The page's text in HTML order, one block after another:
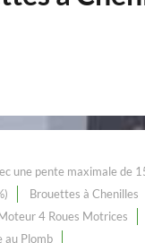
une pente maximale de
Brouettes à Chenilles
4 Roues Motrices
au Plomb